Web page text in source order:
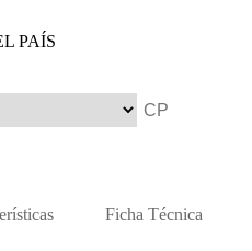
PAÍS
Ficha Técnica